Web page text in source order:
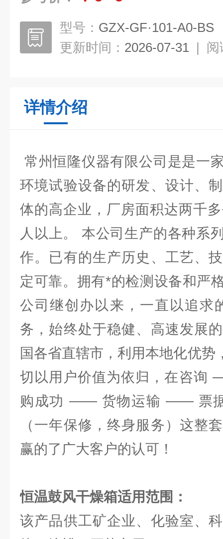
型号： GZX-GF·101-A0-BS
更新时间： 2026-07-31 | 阅
详情介绍
常州恒隆仪器有限公司是是一
环境试验设备的研发、设计、
体的高企业，厂房面积达两千
人以上。 本公司生产的各种系
作。已有的生产历史、工艺、
定可靠。拥有*的检测设备和严
公司继创办以来，一直以追求
务，始终处于稳健、高速发展
国各省直辖市，利用本地化优势
切以用户价值为依归，在咨
购成功 —— 货物运输 —— 票
（一年保修，终身服务）这整
赢的了广大客户的认可！
恒温鼓风干燥箱适用范围：
该产品供工矿企业、化验室、